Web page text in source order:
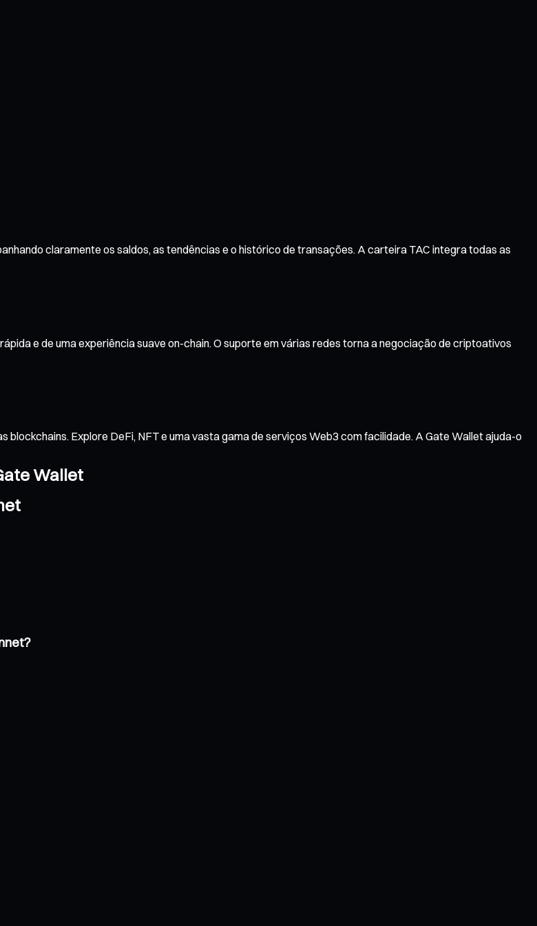
claramente os saldos, as tendências e o histórico de transações. A carteira TAC integra todas as
e de uma experiência suave on-chain. O suporte em várias redes torna a negociação de criptoativos
Explore DeFi, NFT e uma vasta gama de serviços Web3 com facilidade. A Gate Wallet ajuda-o
Wallet